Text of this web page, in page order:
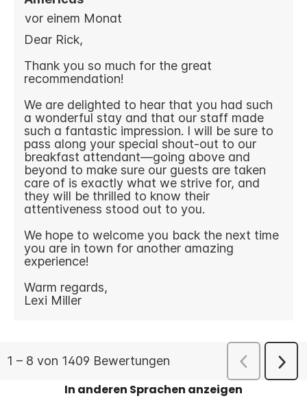
In anderen Sprachen anzeigen